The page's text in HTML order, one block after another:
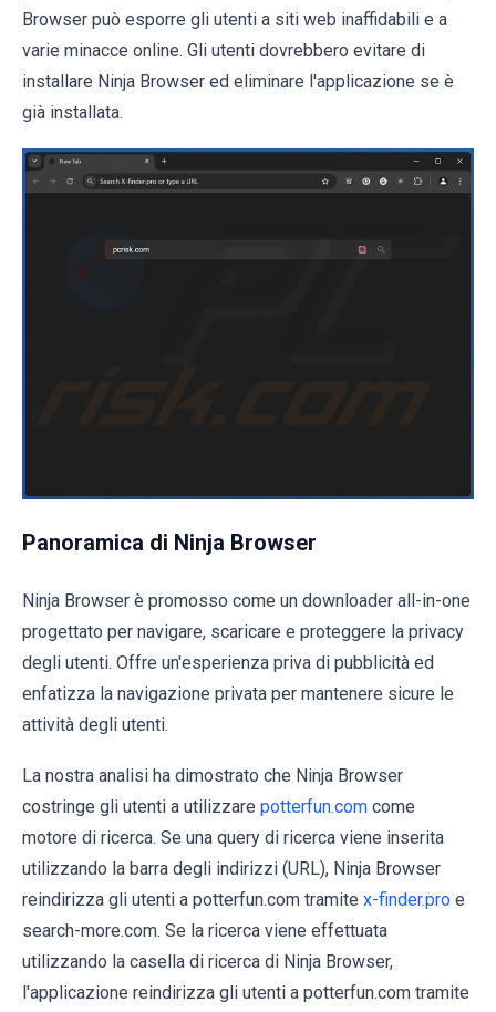
Browser può esporre gli utenti a siti web inaffidabili e a
varie minacce online. Gli utenti dovrebbero evitare di
installare Ninja Browser ed eliminare l'applicazione se è
già installata.
Panoramica di Ninja Browser
Ninja Browser è promosso come un downloader all-in-one
progettato per navigare, scaricare e proteggere la privacy
degli utenti. Offre un'esperienza priva di pubblicità ed
enfatizza la navigazione privata per mantenere sicure le
attività degli utenti.
La nostra analisi ha dimostrato che Ninja Browser
costringe gli utenti a utilizzare potterfun.com come
motore di ricerca. Se una query di ricerca viene inserita
utilizzando la barra degli indirizzi (URL), Ninja Browser
reindirizza gli utenti a potterfun.com tramite x-finder.pro e
search-more.com. Se la ricerca viene effettuata
utilizzando la casella di ricerca di Ninja Browser,
l'applicazione reindirizza gli utenti a potterfun.com tramite